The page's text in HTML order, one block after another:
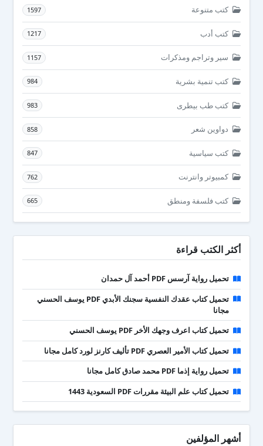
كتب متنوعة 1597
كتب أدب 1217
سير وتراجم ومذكرات 1157
كتب تنمية بشرية 984
كتب طب بيطرى 983
دواوين شعر 858
كتب سياسية 847
كمبيوتر وانترنت 762
كتب فلسفة ومنطق 665
أكثر الكتب قراءة
تحميل رواية آرسس PDF أحمد آل حمدان
تحميل كتاب عقدك النفسية سجنك الأبدي PDF يوسف الحسني
مجانا
تحميل كتاب اعرف وجهك الأخر PDF يوسف الحسني
تحميل كتاب الأمير العصري PDF تأليف كارنز لورد كامل مجانا
تحميل رواية إذما PDF محمد صادق كامل مجانا
تحميل كتاب علم البيئة مقررات PDF السعودية 1443
أشهر المؤلفين